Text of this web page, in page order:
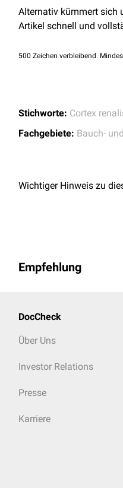
Alternativ kümmert sich
Artikel schnell und
500 Zeichen verbleibend.
Stichworte: Cortex
Fachgebiete: Bauch-
Wichtiger Hinweis zu
Empfehlung
DocCheck
Über Uns
Investor Relations
Presse
Karriere